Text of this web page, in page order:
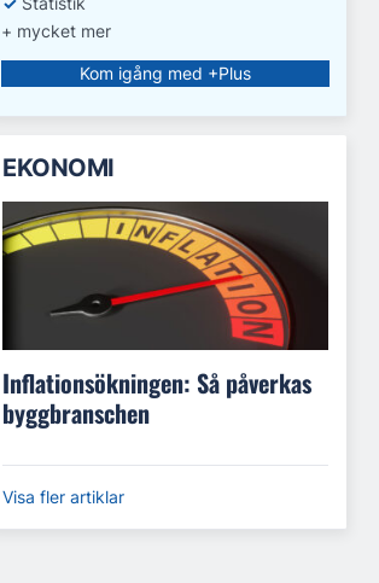
+ mycket mer
Kom igång med +Plus
EKONOMI
Inflationsökningen: Så påverkas
byggbranschen
Visa fler artiklar